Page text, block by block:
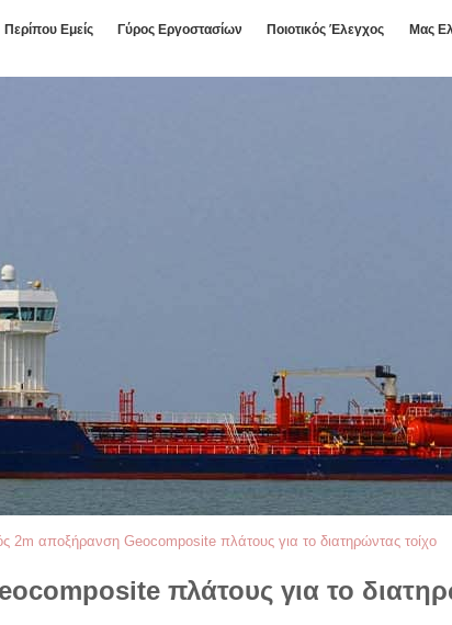
Περίπου Εμείς Γύρος Εργοστασίων Ποιοτικός Έλεγχος Μας
2m αποξήρανση Geocomposite πλάτους για το διατηρώντας τοίχο
πλάτους για το